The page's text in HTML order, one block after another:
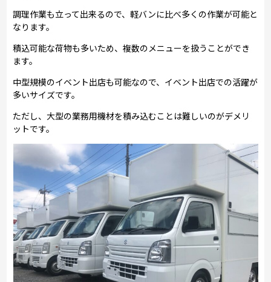
調理作業も立って出来るので、軽バンに比べ多くの作業が可能と
なります。
積込可能な荷物も多いため、複数のメニューを扱うことができ
ます。
中型規模のイベント出店も可能なので、イベント出店での活躍が
多いサイズです。
ただし、大型の業務用機材を積み込むことは難しいのがデメリ
ットです。